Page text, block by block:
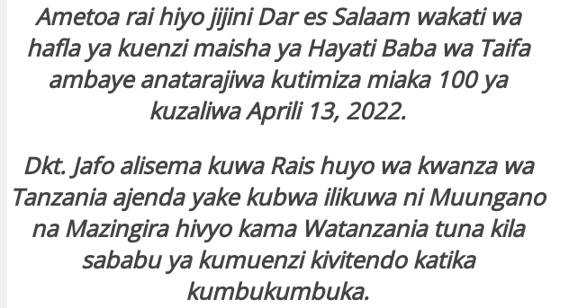
Ametoa rai hiyo jijini Dar es Salaam wakati wa
hafla ya kuenzi maisha ya Hayati Baba wa Taifa
ambaye anatarajiwa kutimiza miaka 100 ya
kuzaliwa Aprili 13, 2022.
Dkt. Jafo alisema kuwa Rais huyo wa kwanza wa
Tanzania ajenda yake kubwa ilikuwa ni Muungano
na Mazingira hivyo kama Watanzania tuna kila
sababu ya kumuenzi kivitendo katika
kumbukumbuka.